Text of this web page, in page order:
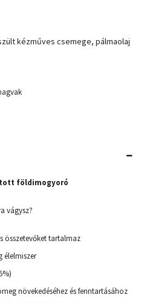
kézműves csemege, pálmaolaj
földimogyoró
vágysz?
tartalmaz
növekedéséhez és fenntartásához